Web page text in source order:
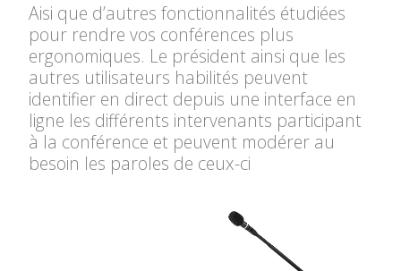
Aisi que d’autres fonctionnalités étudiées
pour rendre vos conférences plus
ergonomiques. Le président ainsi que les
autres utilisateurs habilités peuvent
identifier en direct depuis une interface en
ligne les différents intervenants participant
à la conférence et peuvent modérer au
besoin les paroles de ceux-ci